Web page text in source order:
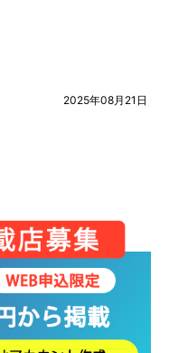
2025年08月21日